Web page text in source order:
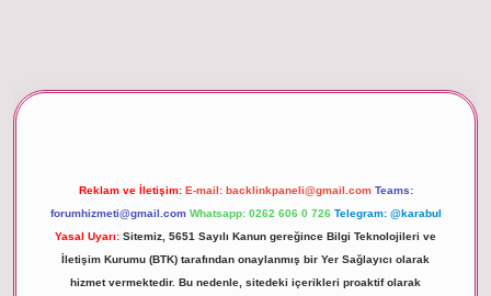
Reklam ve İletişim: E-mail: backlinkpaneli@gmail.com Teams:
forumhizmeti@gmail.com Whatsapp: 0262 606 0 726 Telegram: @karabul
Yasal Uyarı: Sitemiz, 5651 Sayılı Kanun gereğince Bilgi Teknolojileri ve
İletişim Kurumu (BTK) tarafından onaylanmış bir Yer Sağlayıcı olarak
hizmet vermektedir. Bu nedenle, sitedeki içerikleri proaktif olarak